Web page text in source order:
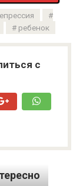
ребенок
с